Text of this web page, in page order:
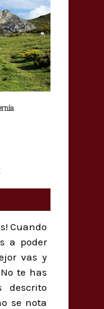
Cuando
a poder
vas y
te has
descrito
se nota